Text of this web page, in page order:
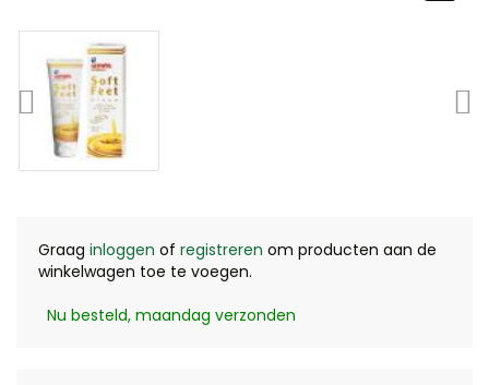
Graag inloggen of registreren om producten aan de
winkelwagen toe te voegen.
Nu besteld, maandag verzonden